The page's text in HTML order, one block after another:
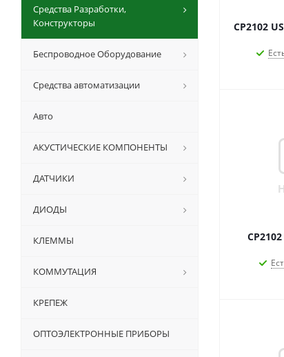
CP2102
Средства Разработки,
Конструкторы
Беспроводное Оборудование
Средства автоматизации
Авто
АКУСТИЧЕСКИЕ КОМПОНЕНТЫ
ДАТЧИКИ
ДИОДЫ
КЛЕММЫ
КОММУТАЦИЯ
КРЕПЕЖ
ОПТОЭЛЕКТРОННЫЕ ПРИБОРЫ